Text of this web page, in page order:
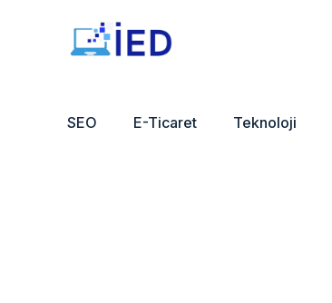
SEO E-Ticaret Teknoloji